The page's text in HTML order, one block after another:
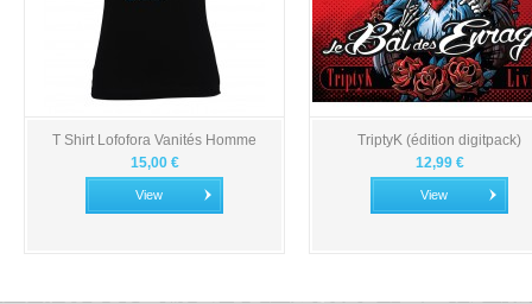
T Shirt Lofofora Vanités Homme
15,00 €
View
TriptyK (édition digitpack)
12,99 €
View